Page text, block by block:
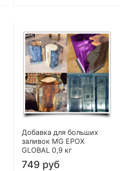
Добавка для больших
заливок MG EPOX
GLOBAL 0,9 кг
749 руб